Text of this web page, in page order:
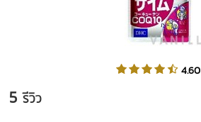
4.60
5 รีวิว